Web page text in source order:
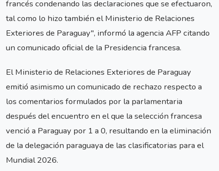
francés condenando las declaraciones que se efectuaron,
tal como lo hizo también el Ministerio de Relaciones
Exteriores de Paraguay", informó la agencia AFP citando
un comunicado oficial de la Presidencia francesa.
El Ministerio de Relaciones Exteriores de Paraguay
emitió asimismo un comunicado de rechazo respecto a
los comentarios formulados por la parlamentaria
después del encuentro en el que la selección francesa
venció a Paraguay por 1 a 0, resultando en la eliminación
de la delegación paraguaya de las clasificatorias para el
Mundial 2026.